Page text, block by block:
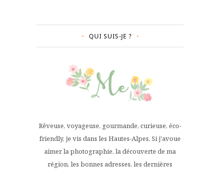
QUI SUIS-JE ?
Rêveuse, voyageuse, gourmande, curieuse, éco-
friendly, je vis dans les Hautes-Alpes. Si j'avoue
aimer la photographie, la découverte de ma
région, les bonnes adresses, les dernières